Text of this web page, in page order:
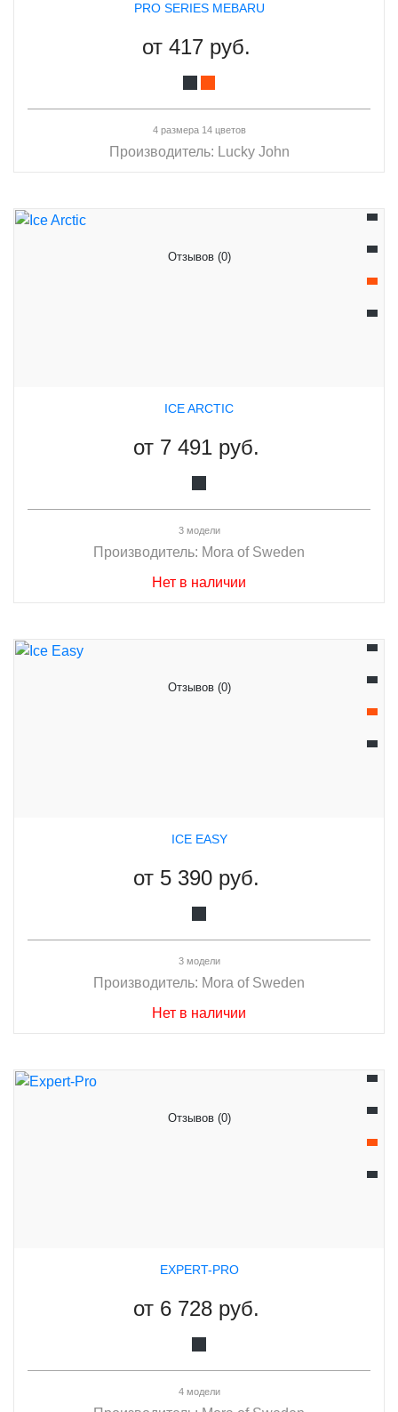
PRO SERIES MEBARU
от 417 руб.
4 размера 14 цветов
Производитель: Lucky John
Отзывов (0)
ICE ARCTIC
от 7 491 руб.
3 модели
Производитель: Mora of Sweden
Нет в наличии
Отзывов (0)
ICE EASY
от 5 390 руб.
3 модели
Производитель: Mora of Sweden
Нет в наличии
Отзывов (0)
EXPERT-PRO
от 6 728 руб.
4 модели